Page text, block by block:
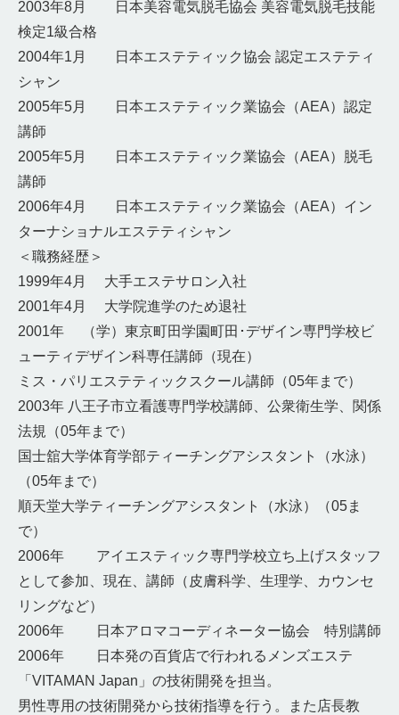
2003年8月 日本美容電気脱毛協会 美容電気脱毛技能
検定1級合格
2004年1月 日本エステティック協会 認定エステティ
シャン
2005年5月 日本エステティック業協会（AEA）認定
講師
2005年5月 日本エステティック業協会（AEA）脱毛
講師
2006年4月 日本エステティック業協会（AEA）イン
ターナショナルエステティシャン
＜職務経歴＞
1999年4月 大手エステサロン入社
2001年4月 大学院進学のため退社
2001年 （学）東京町田学園町田･デザイン専門学校ビ
ューティデザイン科専任講師（現在）
ミス・パリエステティックスクール講師（05年まで）
2003年 八王子市立看護専門学校講師、公衆衛生学、関係
法規（05年まで）
国士舘大学体育学部ティーチングアシスタント（水泳）
（05年まで）
順天堂大学ティーチングアシスタント（水泳）（05ま
で）
2006年 アイエスティック専門学校立ち上げスタッフ
として参加、現在、講師（皮膚科学、生理学、カウンセ
リングなど）
2006年 日本アロマコーディネーター協会 特別講師
2006年 日本発の百貨店で行われるメンズエステ
「VITAMAN Japan」の技術開発を担当。
男性専用の技術開発から技術指導を行う。また店長教